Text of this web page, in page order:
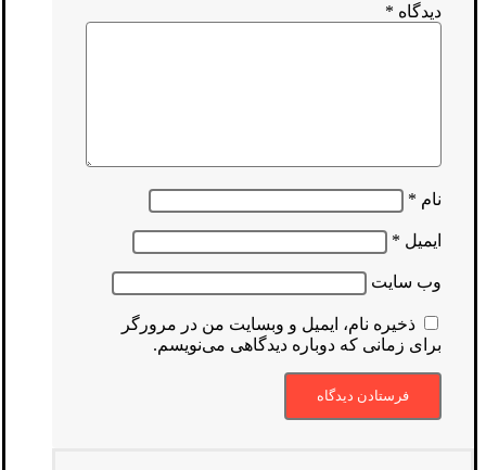
دیدگاه *
نام *
ایمیل *
وب‌ سایت
ذخیره نام، ایمیل و وبسایت من در مرورگر
برای زمانی که دوباره دیدگاهی می‌نویسم.